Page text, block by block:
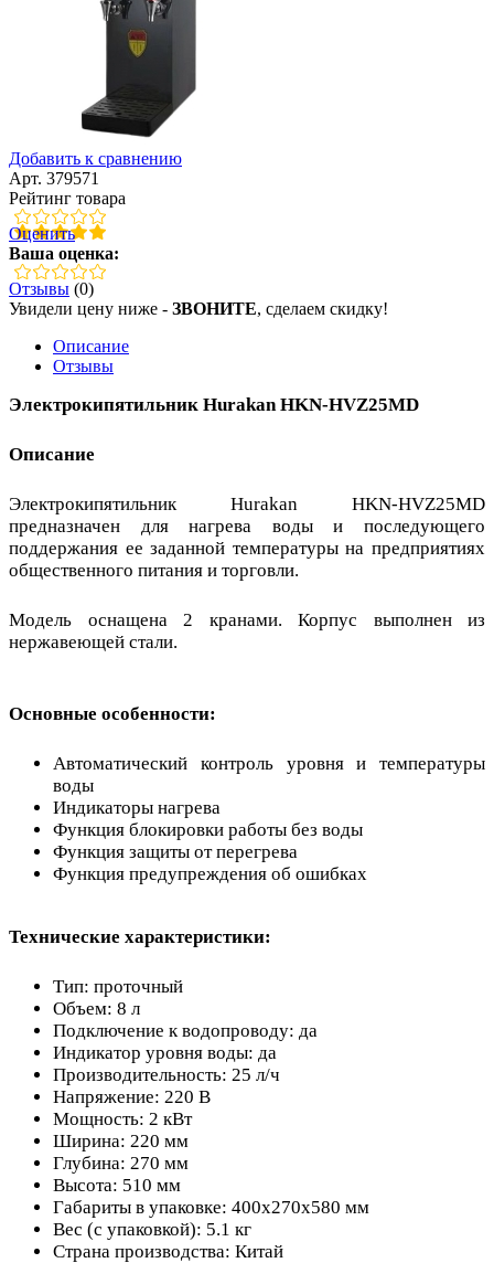
Добавить к сравнению
Арт. 379571
Рейтинг товара
Оценить
Ваша оценка:
Отзывы (0)
Увидели цену ниже - ЗВОНИТЕ, сделаем скидку!
Описание
Отзывы
Электрокипятильник Hurakan HKN-HVZ25MD
Описание
Электрокипятильник Hurakan HKN-HVZ25MD
предназначен для нагрева воды и последующего
поддержания ее заданной температуры на предприятиях
общественного питания и торговли.
Модель оснащена 2 кранами. Корпус выполнен из
нержавеющей стали.
Основные особенности:
Автоматический контроль уровня и температуры
воды
Индикаторы нагрева
Функция блокировки работы без воды
Функция защиты от перегрева
Функция предупреждения об ошибках
Технические характеристики:
Тип: проточный
Объем: 8 л
Подключение к водопроводу: да
Индикатор уровня воды: да
Производительность: 25 л/ч
Напряжение: 220 В
Мощность: 2 кВт
Ширина: 220 мм
Глубина: 270 мм
Высота: 510 мм
Габариты в упаковке: 400х270х580 мм
Вес (с упаковкой): 5.1 кг
Страна производства: Китай